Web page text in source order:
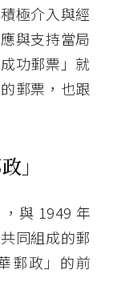
極介入與經
與支持當局
功郵票」就
郵票，也跟
」
與 1949 年
同組成的郵
郵政」的前